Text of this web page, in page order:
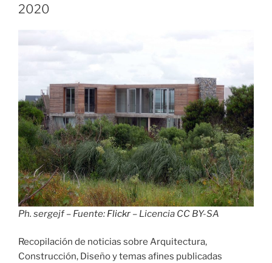
2020
Ph. sergejf – Fuente: Flickr – Licencia CC BY-SA
Recopilación de noticias sobre Arquitectura,
Construcción, Diseño y temas afines publicadas